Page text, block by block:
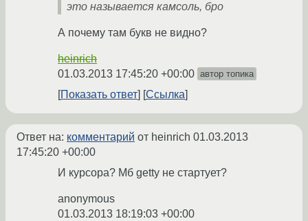
это называется камсоль, бро
А почему там букв не видно?
heinrich
01.03.2013 17:45:20 +00:00 автор топика
Показать ответ Ссылка
Ответ на: комментарий от heinrich 01.03.2013
17:45:20 +00:00
И курсора? Мб getty не стартует?
anonymous
01.03.2013 18:19:03 +00:00